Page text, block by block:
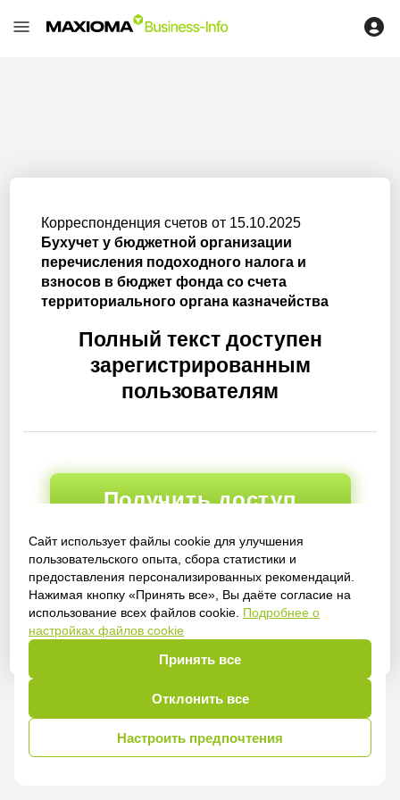
Сайт использует файлы cookie для улучшения
пользовательского опыта, сбора статистики и
предоставления персонализированных рекомендаций.
Нажимая кнопку «Принять все», Вы даёте согласие на
использование всех файлов cookie. Подробнее о
настройках файлов cookie
Принять все
Отклонить все
Настроить предпочтения
Корреспонденция счетов от 15.10.2025
Бухучет у бюджетной организации
перечисления подоходного налога и
взносов в бюджет фонда со счета
территориального органа казначейства
Полный текст доступен
зарегистрированным
пользователям
Получить доступ
Войти